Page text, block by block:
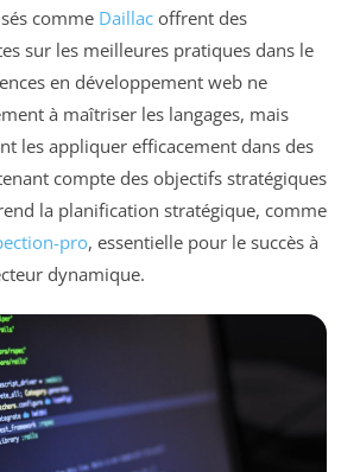
comme Daillac offrent des
sur les meilleures pratiques dans le
en développement web ne
à maîtriser les langages, mais
les appliquer efficacement dans des
compte des objectifs stratégiques
la planification stratégique, comme
pro, essentielle pour le succès à
dynamique.